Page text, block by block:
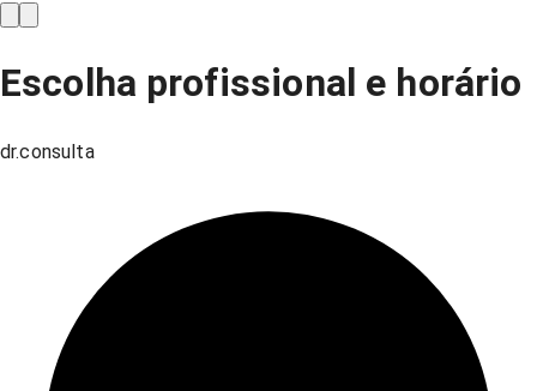
Escolha profissional e horário
dr.consulta